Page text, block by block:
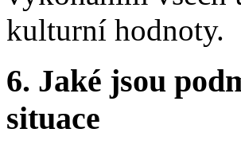
kulturní hodnoty.
6. Jaké jsou
situace